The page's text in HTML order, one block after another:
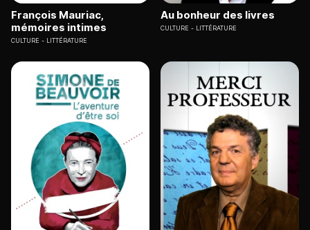
François Mauriac,
mémoires intimes
CULTURE LITTÉRATURE
Au bonheur des livres
CULTURE LITTÉRATURE